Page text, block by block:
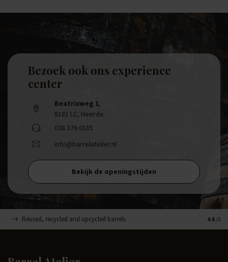
Bezoek ook ons experience
center
Beatrixweg 1,
8181 LC, Heerde
038 376 0185
info@barrelatelier.nl
Bekijk de openingstijden
Reused, recycled and upcycled barrels 4.6 /5